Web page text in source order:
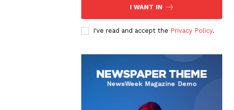
I WANT IN
I've read and accept the Privacy Policy.